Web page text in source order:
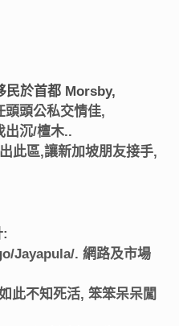
民於首都 Morsby,
頭頭公私交情佳,
出沉/檀木..
此區,讓新加坡朋友接手,
:
Jayapula/. 網路及市場
不知死活, 笨笨呆呆闖